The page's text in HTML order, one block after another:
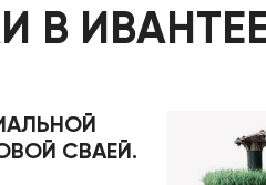
В
СВАЕЙ.